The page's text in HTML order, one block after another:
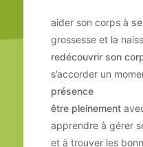
aider son corps à
grossesse et la
redécouvrir son
s’accorder un
présence
être pleinement
apprendre à gérer
et à trouver les